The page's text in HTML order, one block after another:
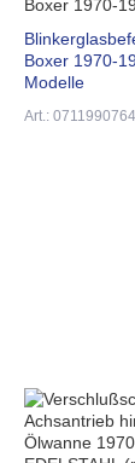
Boxer 1970-
Modelle
Art.: